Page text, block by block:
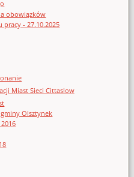
obowiązków
pracy - 27.10.2025
Miast Sieci Cittaslow
Olsztynek